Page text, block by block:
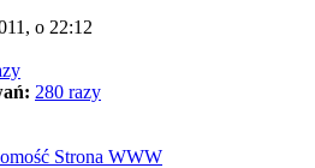
o 22:12
280 razy
Strona WWW